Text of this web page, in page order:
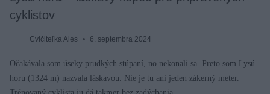
cyklistov
Cvičiteľka Ales 6. septembra 2024
Očakávala som úseky prudkých stúpaní, no nekonali sa. Preto som Lysú
horu (1324 m) nazvala láskavou. Nie je tu ani jeden zákerný meter.